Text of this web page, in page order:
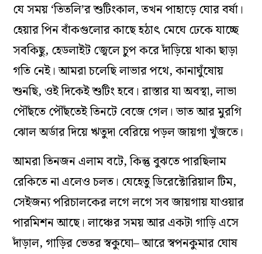
যে সময় ‘তিতলি’র শুটিংকাল, তখন পাহাড়ে ঘোর বর্ষা।
হেয়ার পিন বাঁকগুলোর কাছে হঠাৎ মেঘে ঢেকে যাচ্ছে
সবকিছু, হেডলাইট জ্বেলে চুপ করে দাঁড়িয়ে থাকা ছাড়া
গতি নেই। আমরা চলেছি লাভার পথে, কানাঘুঁষোয়
শুনছি, ওই দিকেই শুটিং হবে। রাস্তার যা অবস্থা, লাভা
পৌঁছতে পৌঁছতেই তিনটে বেজে গেল। ভাত আর মুরগি
ঝোল অর্ডার দিয়ে ঋতুদা বেরিয়ে পড়ল জায়গা খুঁজতে।
আমরা তিনজন এলাম বটে, কিন্তু বুঝতে পারছিলাম
রেকিতে না এলেও চলত। যেহেতু ডিরেক্টোরিয়াল টিম,
সেইজন‌্য পরিচালকের লগে লগে সব জায়গায় যাওয়ার
পারমিশন আছে। লাঞ্চের সময় আর একটা গাড়ি এসে
দাঁড়াল, গাড়ির ভেতর স্বকুঘো– আরে স্বপনকুমার ঘোষ